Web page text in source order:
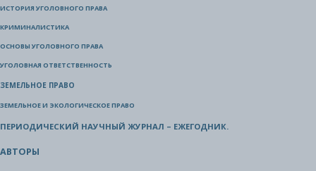
ИСТОРИЯ УГОЛОВНОГО ПРАВА
КРИМИНАЛИСТИКА
ОСНОВЫ УГОЛОВНОГО ПРАВА
УГОЛОВНАЯ ОТВЕТСТВЕННОСТЬ
ЗЕМЕЛЬНОЕ ПРАВО
ЗЕМЕЛЬНОЕ И ЭКОЛОГИЧЕСКОЕ ПРАВО
ПЕРИОДИЧЕСКИЙ НАУЧНЫЙ ЖУРНАЛ – ЕЖЕГОДНИК.
АВТОРЫ